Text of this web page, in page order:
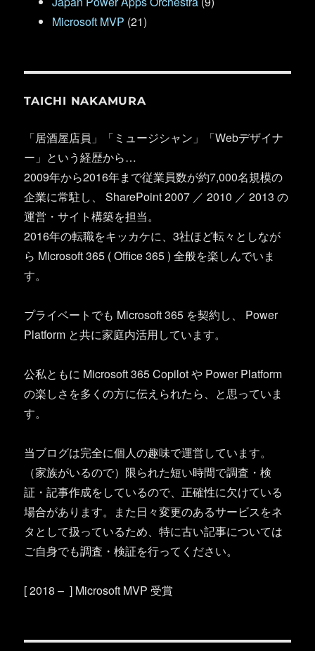
Microsoft MVP (21)
TAICHI NAKAMURA
「居酒屋店員」「ミュージシャン」「Webデザイナ
ー」という経歴から…
2009年から2016年まで従業員数が約7,000名規模の
企業に常駐し、 SharePoint 2007 ／ 2010 ／ 2013 の
運営・サイト構築を担当。
2016年の転職をキッカケに、3社ほど転々としなが
ら Microsoft 365 ( Office 365 ) 全般を楽しんでいま
す。
プライベートでも Microsoft 365 を契約し、 Power
Platform と共に家庭内活用しています。
公私ともに Microsoft 365 Copilot や Power Platform
の楽しさを多くの方に伝えられたら、と思っていま
す。
当ブログは完全に個人の趣味で運営しています。
（家族がいるので）限られた短い時間で調査・検
証・記事作成をしているので、正確性に欠けている
場合があります。また日々変更のあるサービスをネ
タとして扱っているため、特に古い記事については
ご自身でも調査・検証を行ってください。
[ 2018 – ] Microsoft MVP 受賞